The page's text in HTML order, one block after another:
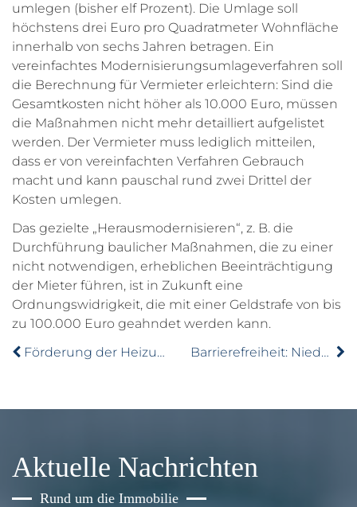
umlegen (bisher elf Prozent). Die Umlage soll
höchstens drei Euro pro Quadratmeter Wohnfläche
innerhalb von sechs Jahren betragen. Ein
vereinfachtes Modernisierungsumlageverfahren soll
die Berechnung für Vermieter erleichtern: Sind die
Gesamtkosten nicht höher als 10.000 Euro, müssen
die Maßnahmen nicht mehr detailliert aufgelistet
werden. Der Vermieter muss lediglich mitteilen,
dass er von vereinfachten Verfahren Gebrauch
macht und kann pauschal rund zwei Drittel der
Kosten umlegen.
Das gezielte „Herausmodernisieren“, z. B. die
Durchführung baulicher Maßnahmen, die zu einer
nicht notwendigen, erheblichen Beeinträchtigung
der Mieter führen, ist in Zukunft eine
Ordnungswidrigkeit, die mit einer Geldstrafe von bis
zu 100.000 Euro geahndet werden kann.
Förderung der Heizungsoptimierung – BAFA zieht positive Bilanz
Barrierefreiheit: Niedersachsen will Bauordnung verabschieden
Aktuelle Nachrichten
Rund um die Immobilie